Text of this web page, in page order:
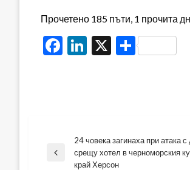
Прочетено 185 пъти, 1 прочита
Facebook
LinkedIn
X Share
Навигация
Previous
24 човека загинаха при атака
срещу хотел в черноморския
край Херсон